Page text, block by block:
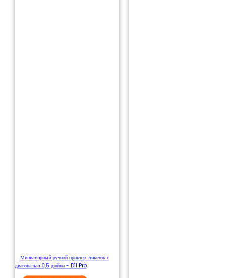
Миниатюрный ручной принтер этикеток с
диагональю 0,5 дюйма - D11 Pro